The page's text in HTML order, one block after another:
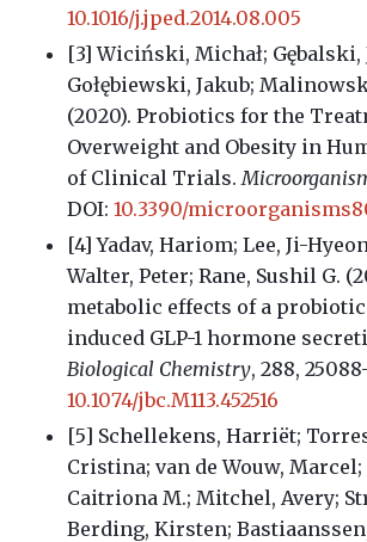
10.1016/j.jped.2014.08.005
[3] Wiciński, Michał; Gębalski,
Gołębiewski, Jakub;
(2020). Probiotics for the
Overweight and Obesity in
of Clinical Trials.
DOI: 10.3390/
[4]Yadav, Hariom; Lee, Ji-
Walter, Peter; Rane, Sushil G.
metabolic effects of a
induced GLP-1 hormone
Biological Chemistry, 288,
10.1074/jbc.M113.452516
[5] Schellekens, Harriët;
Cristina; van de Wouw, Marcel;
Caitriona M.; Mitchel, Avery;
Berding, Kirsten; Bastiaanssen